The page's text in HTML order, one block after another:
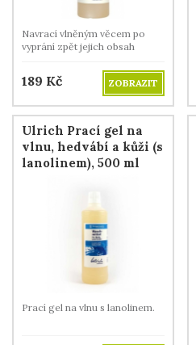
Navrací vlněným věcem po
vyprání zpět jejich obsah
189 Kč ZOBRAZIT
Ulrich Prací gel na
vlnu, hedvábí a kůži (s
lanolinem), 500 ml
Prací gel na vlnu s lanolinem.